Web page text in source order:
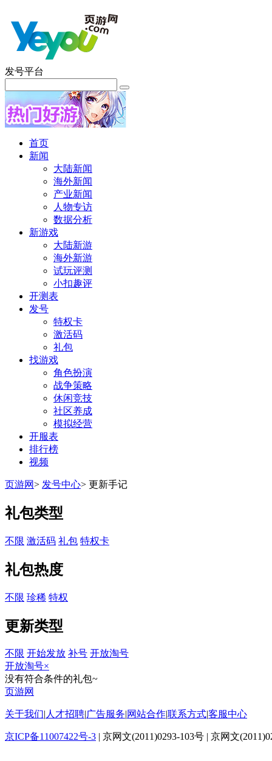
发号平台
首页
新闻
大陆新闻
海外新闻
产业新闻
人物专访
数据分析
新游戏
大陆新游
海外新游
试玩评测
小扣趣评
开测表
发号
特权卡
激活码
礼包
找游戏
角色扮演
战争策略
休闲竞技
社区养成
模拟经营
开服表
排行榜
视频
页游网> 发号中心> 更新手记
礼包类型
不限 激活码 礼包 特权卡
礼包热度
不限 珍稀 特权
更新类型
不限 开始发放 补号 开放淘号
开放淘号×
没有符合条件的礼包~
页游网
关于我们|人才招聘|广告服务|网站合作|联系方式|客服中心
京ICP备11007422号-3 | 京网文(2011)0293-103号 | 京网文